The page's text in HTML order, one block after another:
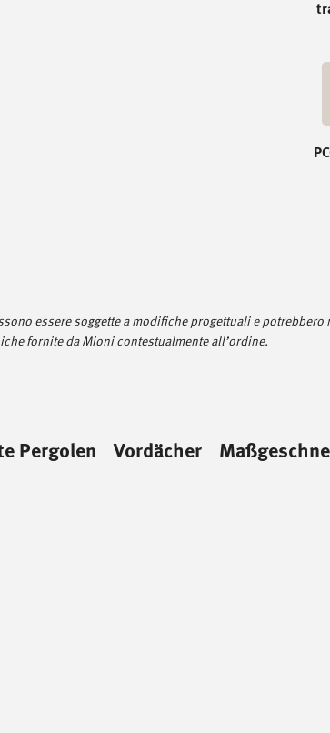
essere soggette a modifiche progettuali e potrebbero
fornite da Mioni contestualmente all’ordine.
Pergolen Vordächer